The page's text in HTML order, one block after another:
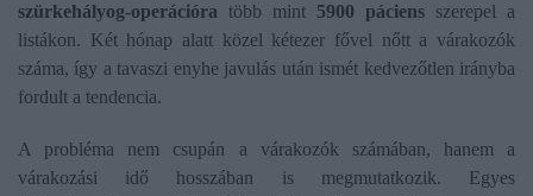
szürkehályog-operációra több mint 5900 páciens szerepel a
listákon. Két hónap alatt közel kétezer fővel nőtt a várakozók
száma, így a tavaszi enyhe javulás után ismét kedvezőtlen irányba
fordult a tendencia.
A probléma nem csupán a várakozók számában, hanem a
várakozási idő hosszában is megmutatkozik. Egyes